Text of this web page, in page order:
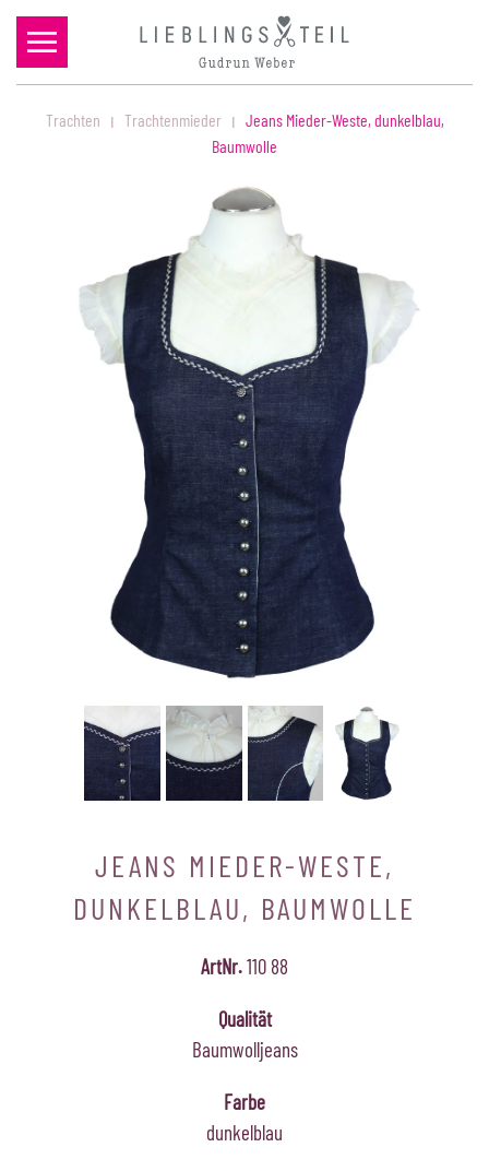
Zum Hauptinhalt springen
Trachten Trachtenmieder
Jeans Mieder-Weste, dunkelblau,
Baumwolle
JEANS MIEDER-WESTE,
DUNKELBLAU, BAUMWOLLE
ArtNr.110 88
Qualität
Baumwolljeans
Farbe
dunkelblau